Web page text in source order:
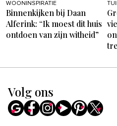
WOONINSPIRATIE
Binnenkijken bij Daan
Alferink: “Ik moest dit huis
ontdoen van zijn witheid”
Volg ons